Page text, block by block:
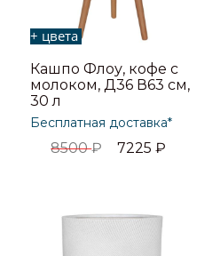
+ цвета
Кашпо Флоу, кофе с
молоком, Д36 В63 см,
30 л
Бесплатная доставка*
8500₽ 7225₽